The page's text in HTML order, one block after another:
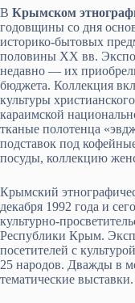
В Крымском
годовщины со дня
историко-бытовых
половины ХХ вв.
недавно — их
бюджета. Коллекция
культуры
караимской
тканые полотенца
подставок под
посуды, коллекцию
Крымский
декабря 1992 года и
культурно-
Республики Крым.
посетителей с
25 народов. Дважды в
тематические выставки.